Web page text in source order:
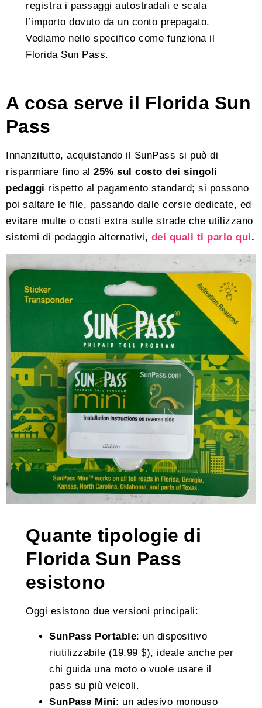
registra i passaggi autostradali e scala
l’importo dovuto da un conto prepagato.
Vediamo nello specifico come funziona il
Florida Sun Pass.
A cosa serve il Florida Sun
Pass
Innanzitutto, acquistando il SunPass si può di
risparmiare fino al 25% sul costo dei singoli
pedaggi rispetto al pagamento standard; si possono
poi saltare le file, passando dalle corsie dedicate, ed
evitare multe o costi extra sulle strade che utilizzano
sistemi di pedaggio alternativi, dei quali ti parlo qui.
Quante tipologie di
Florida Sun Pass
esistono
Oggi esistono due versioni principali:
SunPass Portable: un dispositivo
riutilizzabile (19,99 $), ideale anche per
chi guida una moto o vuole usare il
pass su più veicoli.
SunPass Mini: un adesivo monouso